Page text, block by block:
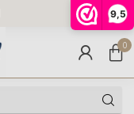
9,5
Voor
huis
9.5
0